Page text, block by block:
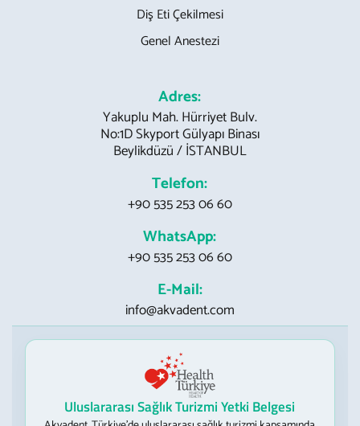
Diş Eti Çekilmesi
Genel Anestezi
Adres:
Yakuplu Mah. Hürriyet Bulv.
No:1D Skyport Gülyapı Binası
Beylikdüzü / İSTANBUL
Telefon:
+90 535 253 06 60
WhatsApp:
+90 535 253 06 60
E-Mail:
info@akvadent.com
Uluslararası Sağlık Turizmi Yetki Belgesi